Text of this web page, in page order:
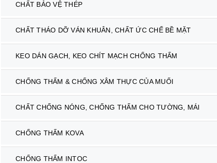
CHẤT BẢO VỆ THÉP
CHẤT THÁO DỠ VÁN KHUÂN, CHẤT ỨC CHẾ BỀ MẶT
KEO DÁN GẠCH, KEO CHÍT MẠCH CHỐNG THẤM
CHỐNG THẤM & CHỐNG XÂM THỰC CỦA MUỐI
CHẤT CHỐNG NÓNG, CHỐNG THẤM CHO TƯỜNG, MÁI
CHỐNG THẤM KOVA
CHỐNG THẤM INTOC